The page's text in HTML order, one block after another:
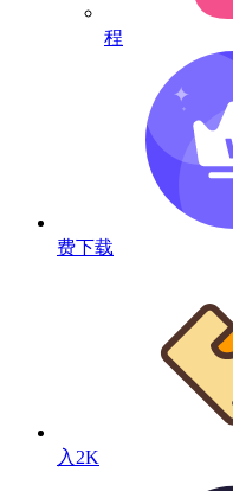
程
费下载
入2K